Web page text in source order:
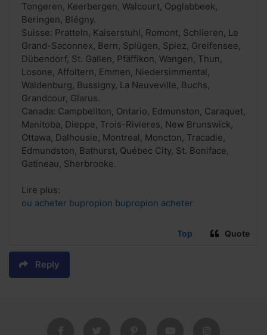
Tongeren, Keerbergen, Walcourt, Opglabbeek,
Beringen, Blégny.
Suisse: Pratteln, Kaiserstuhl, Romont, Schlieren, Le
Grand-Saconnex, Bern, Splügen, Spiez, Greifensee,
Dübendorf, St. Gallen, Pfäffikon, Wangen, Thun,
Losone, Affoltern, Emmen, Niedersimmental,
Waldenburg, Bussigny, La Neuveville, Buchs,
Grandcour, Glarus.
Canada: Campbellton, Ontario, Edmunston, Caraquet,
Manitoba, Dieppe, Trois-Rivieres, New Brunswick,
Ottawa, Dalhousie, Montreal, Moncton, Tracadie,
Edmundston, Bathurst, Québec City, St. Boniface,
Gatineau, Sherbrooke.
Lire plus:
ou acheter bupropion bupropion acheter
Top Quote
Reply